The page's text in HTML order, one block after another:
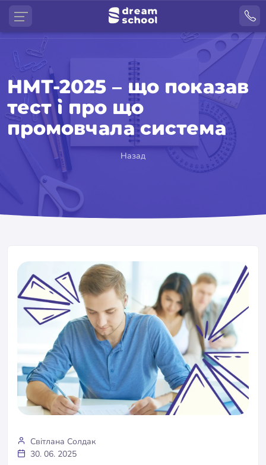
НМТ-2025 – що показав
тест і про що
промовчала система
Світлана Солдак
30. 06. 2025